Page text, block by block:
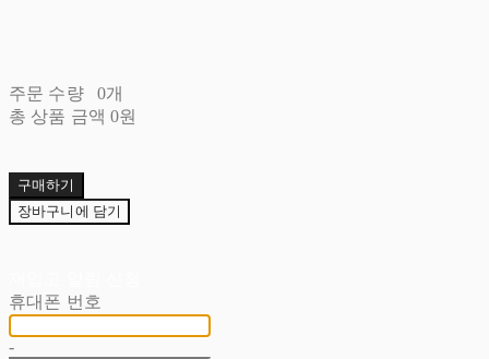
주문 수량
0개
총 상품 금액 0원
구매하기
장바구니에 담기
휴대폰 번호
-